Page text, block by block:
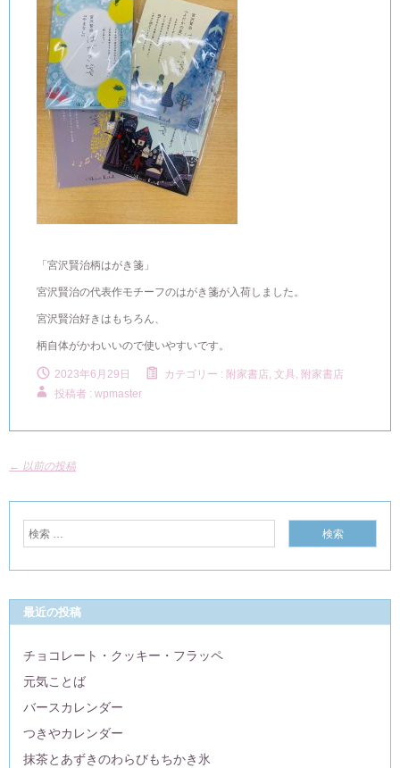
「宮沢賢治柄はがき箋」
宮沢賢治の代表作モチーフのはがき箋が入荷しました。
宮沢賢治好きはもちろん、
柄自体がかわいいので使いやすいです。
2023年6月29日 カテゴリー : 附家書店, 文具, 附家書店
投稿者 : wpmaster
← 以前の投稿
最近の投稿
チョコレート・クッキー・フラッペ
元気ことば
バースカレンダー
つきやカレンダー
抹茶とあずきのわらびもちかき氷